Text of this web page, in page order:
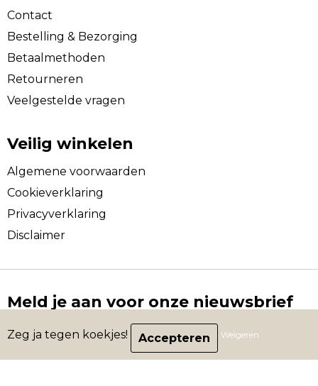
Contact
Bestelling & Bezorging
Betaalmethoden
Retourneren
Veelgestelde vragen
Veilig winkelen
Algemene voorwaarden
Cookieverklaring
Privacyverklaring
Disclaimer
Meld je aan voor onze nieuwsbrief
Schrijf je in voor onze nieuwsbrief en mis nooit nog
Zeg ja tegen koekjes! Weigeren